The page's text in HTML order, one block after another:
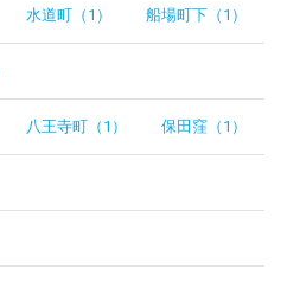
水道町（1） 船場町下（1）
八王寺町（1） 保田窪（1）